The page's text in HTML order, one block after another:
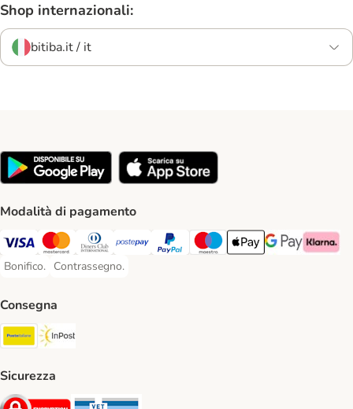
Shop internazionali:
bitiba.it / it
Modalità di pagamento
Visa. Payment Method
Mastercard. Payment Method
Diners Club. Payment Method
Postepay. Payment Method
PayPal. Payment Method
Maestro. Payment Method
Apple pay. Payment
Google Pay
Klarna
Bonifico.
Bonifico. Payment Method
Contrassegno.
Contrassegno. Payment Method
Consegna
Poste Italiane. Shipping Method
Sicurezza
Security